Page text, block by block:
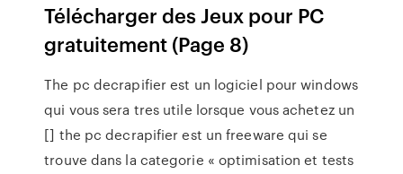
Télécharger des Jeux pour PC
gratuitement (Page 8)
The pc decrapifier est un logiciel pour windows
qui vous sera tres utile lorsque vous achetez un
[] the pc decrapifier est un freeware qui se
trouve dans la categorie « optimisation et tests